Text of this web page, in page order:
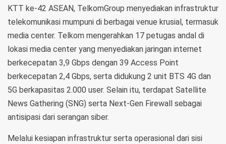
KTT ke-42 ASEAN, TelkomGroup menyediakan infrastruktur
telekomunikasi mumpuni di berbagai venue krusial, termasuk
media center. Telkom mengerahkan 17 petugas andal di
lokasi media center yang menyediakan jaringan internet
berkecepatan 3,9 Gbps dengan 39 Access Point
berkecepatan 2,4 Gbps, serta didukung 2 unit BTS 4G dan
5G berkapasitas 2.000 user. Selain itu, terdapat Satellite
News Gathering (SNG) serta Next-Gen Firewall sebagai
antisipasi dari serangan siber.
Melalui kesiapan infrastruktur serta operasional dari sisi